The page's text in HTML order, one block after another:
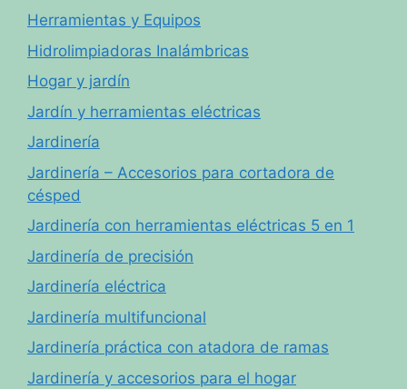
Herramientas y Equipos
Hidrolimpiadoras Inalámbricas
Hogar y jardín
Jardín y herramientas eléctricas
Jardinería
Jardinería – Accesorios para cortadora de
césped
Jardinería con herramientas eléctricas 5 en 1
Jardinería de precisión
Jardinería eléctrica
Jardinería multifuncional
Jardinería práctica con atadora de ramas
Jardinería y accesorios para el hogar